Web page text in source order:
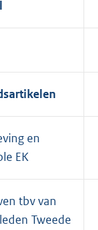
en
EK
tbv van
Tweede